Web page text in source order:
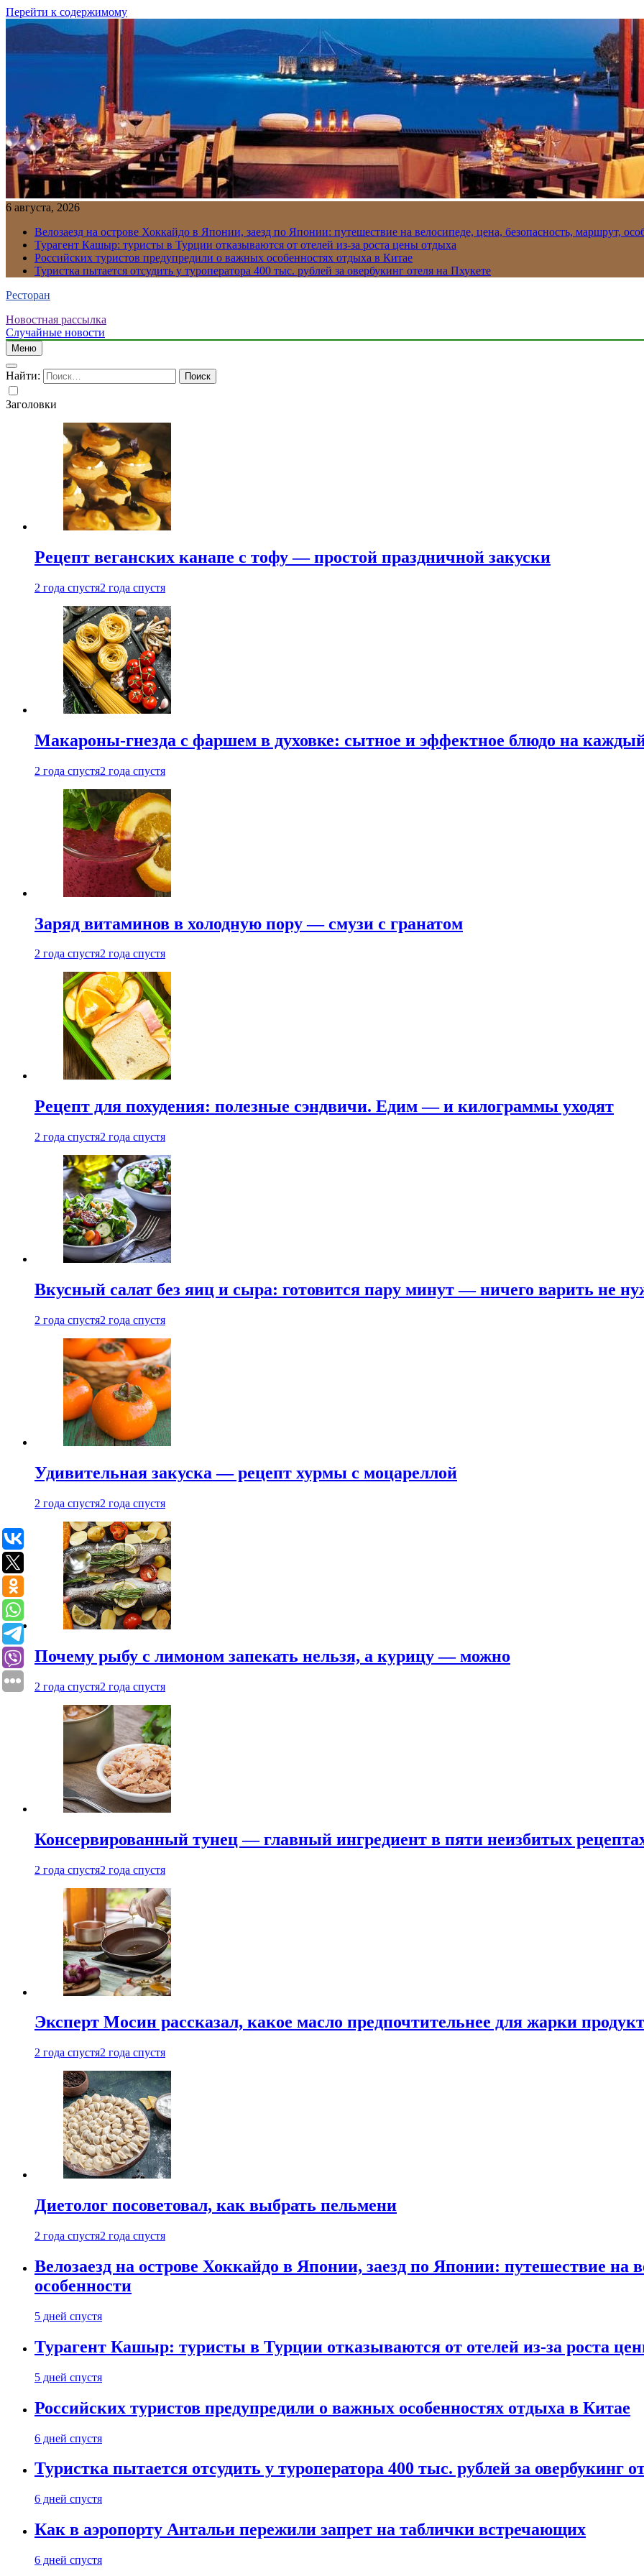
Перейти к содержимому
6 августа, 2026
Велозаезд на острове Хоккайдо в Японии, заезд по Японии: путешествие на велосипеде, цена, безопасность, маршрут,
Турагент Кашыр: туристы в Турции отказываются от отелей из-за роста цены отдыха
Российских туристов предупредили о важных особенностях отдыха в Китае
Туристка пытается отсудить у туроператора 400 тыс. рублей за овербукинг отеля на Пхукете
Ресторан
Новостная рассылка
Случайные новости
Меню
Найти:
Заголовки
Рецепт веганских канапе с тофу — простой праздничной закуски
2 года спустя2 года спустя
Макароны-гнезда с фаршем в духовке: сытное и эффектное блюдо на
2 года спустя2 года спустя
Заряд витаминов в холодную пору — смузи с гранатом
2 года спустя2 года спустя
Рецепт для похудения: полезные сэндвичи. Едим — и килограммы уходят
2 года спустя2 года спустя
Вкусный салат без яиц и сыра: готовится пару минут — ничего варить не
2 года спустя2 года спустя
Удивительная закуска — рецепт хурмы с моцареллой
2 года спустя2 года спустя
Почему рыбу с лимоном запекать нельзя, а курицу — можно
2 года спустя2 года спустя
Консервированный тунец — главный ингредиент в пяти неизбитых
2 года спустя2 года спустя
Эксперт Мосин рассказал, какое масло предпочтительнее для жарки
2 года спустя2 года спустя
Диетолог посоветовал, как выбрать пельмени
2 года спустя2 года спустя
Велозаезд на острове Хоккайдо в Японии, заезд по Японии: путешествие на
особенности
5 дней спустя
Турагент Кашыр: туристы в Турции отказываются от отелей из-за роста
5 дней спустя
Российских туристов предупредили о важных особенностях отдыха в Китае
6 дней спустя
Туристка пытается отсудить у туроператора 400 тыс. рублей за овербукинг
6 дней спустя
Как в аэропорту Антальи пережили запрет на таблички встречающих
6 дней спустя